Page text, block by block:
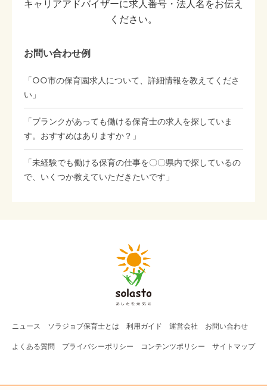
キャリアアドバイザーに求人番号・法人名をお伝え
ください。
お問い合わせ例
「○○市の保育園求人について、詳細情報を教えてくださ
い」
「ブランクがあっても働ける保育士の求人を探していま
す。おすすめはありますか？」
「未経験でも働ける保育の仕事を〇〇県内で探しているの
で、いくつか教えていただきたいです」
ニュース ソラジョブ保育士とは 利用ガイド 運営会社 お問い合わせ
よくある質問 プライバシーポリシー コンテンツポリシー サイトマップ